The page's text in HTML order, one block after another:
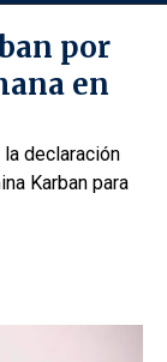
por
en
declaración
Karban para